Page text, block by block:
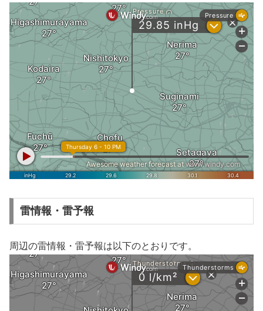
雷情報・雷予報
周辺の雷情報・雷予報は以下のとおりです。